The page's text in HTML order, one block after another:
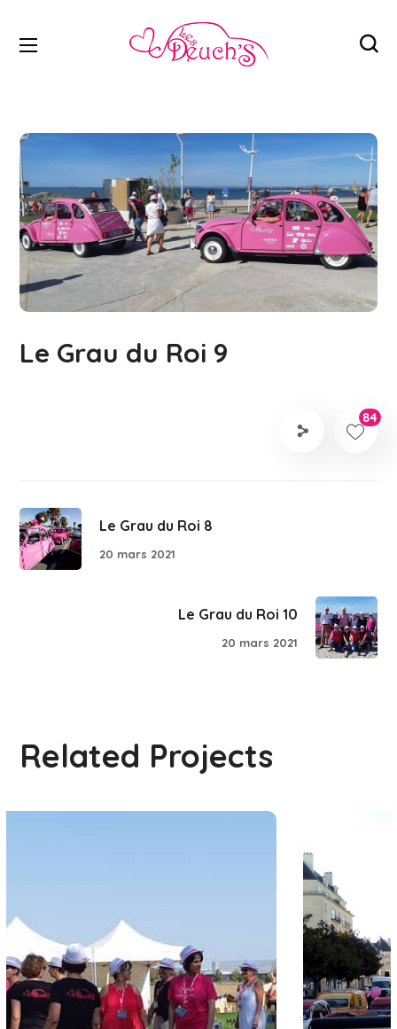
Le Grau du Roi 9
84
Le Grau du Roi 8
20 mars 2021
Le Grau du Roi 10
20 mars 2021
Related Projects